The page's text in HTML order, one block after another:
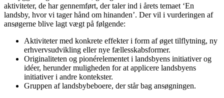
aktiviteter, de har gennemført, der taler ind i årets temaet ‘En
landsby, hvor vi tager hånd om hinanden’. Der vil i vurderingen af
ansøgerne blive lagt vægt på følgende:
Aktiviteter med konkrete effekter i form af øget tilflytning, ny
erhvervsudvikling eller nye fællesskabsformer.
Originaliteten og pionérelementet i landsbyens initiativer og
idéer, herunder muligheden for at applicere landsbyens
initiativer i andre kontekster.
Gruppen af landsbybeboere, der står bag ansøgningen.